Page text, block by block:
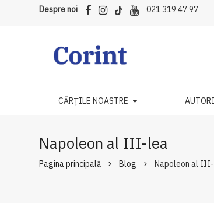
Despre noi 021 319 47 97
CĂRȚILE NOASTRE AUTORI
Napoleon al III-lea
Pagina principală Blog Napoleon al